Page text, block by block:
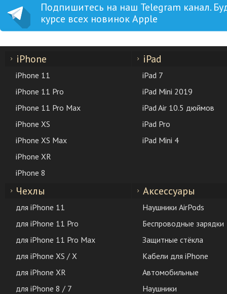
Подпишитесь на наш Telegram канал.
курсе всех новинок Apple
iPhone
iPhone 11
iPhone 11 Pro
iPhone 11 Pro Max
iPhone XS
iPhone XS Max
iPhone XR
iPhone 8
iPad
iPad 7
iPad Mini 2019
iPad Air 10.5 дюймов
iPad Pro
iPad Mini 4
Чехлы
для iPhone 11
для iPhone 11 Pro
для iPhone 11 Pro Max
для iPhone XS / X
для iPhone XR
для iPhone 8 / 7
Аксессуары
Наушники AirPods
Беспроводные зарядки
Защитные стёкла
Кабели для iPhone
Автомобильные
Наушники